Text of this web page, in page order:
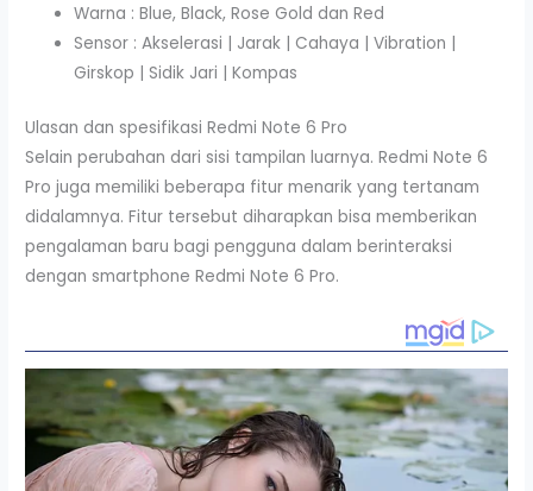
Warna : Blue, Black, Rose Gold dan Red
Sensor : Akselerasi | Jarak | Cahaya | Vibration |
Girskop | Sidik Jari | Kompas
Ulasan dan spesifikasi Redmi Note 6 Pro
Selain perubahan dari sisi tampilan luarnya. Redmi Note 6
Pro juga memiliki beberapa fitur menarik yang tertanam
didalamnya. Fitur tersebut diharapkan bisa memberikan
pengalaman baru bagi pengguna dalam berinteraksi
dengan smartphone Redmi Note 6 Pro.